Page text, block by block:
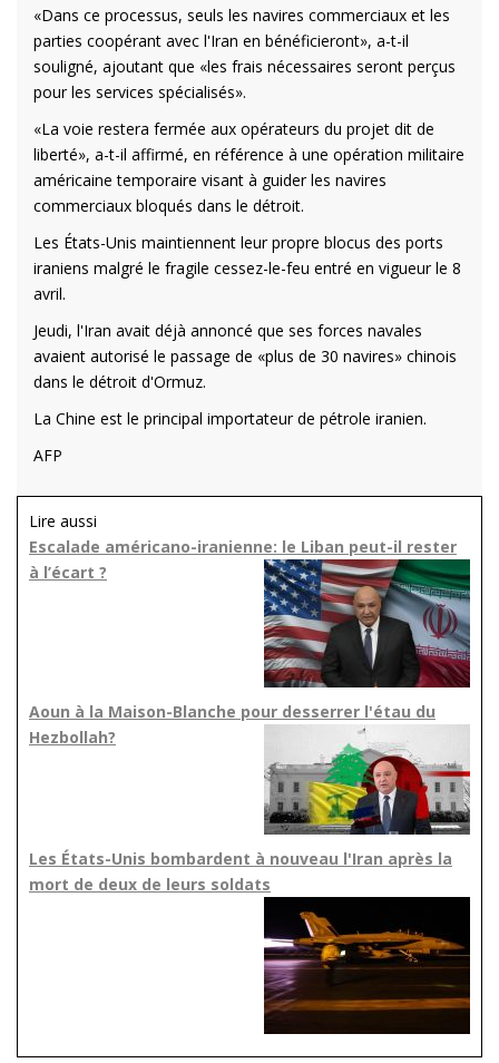
«Dans ce processus, seuls les navires commerciaux et les
parties coopérant avec l'Iran en bénéficieront», a-t-il
souligné, ajoutant que «les frais nécessaires seront perçus
pour les services spécialisés».
«La voie restera fermée aux opérateurs du projet dit de
liberté», a-t-il affirmé, en référence à une opération militaire
américaine temporaire visant à guider les navires
commerciaux bloqués dans le détroit.
Les États-Unis maintiennent leur propre blocus des ports
iraniens malgré le fragile cessez-le-feu entré en vigueur le 8
avril.
Jeudi, l'Iran avait déjà annoncé que ses forces navales
avaient autorisé le passage de «plus de 30 navires» chinois
dans le détroit d'Ormuz.
La Chine est le principal importateur de pétrole iranien.
AFP
Lire aussi
Escalade américano-iranienne: le Liban peut-il rester
à l’écart ?
Aoun à la Maison-Blanche pour desserrer l'étau du
Hezbollah?
Les États-Unis bombardent à nouveau l'Iran après la
mort de deux de leurs soldats